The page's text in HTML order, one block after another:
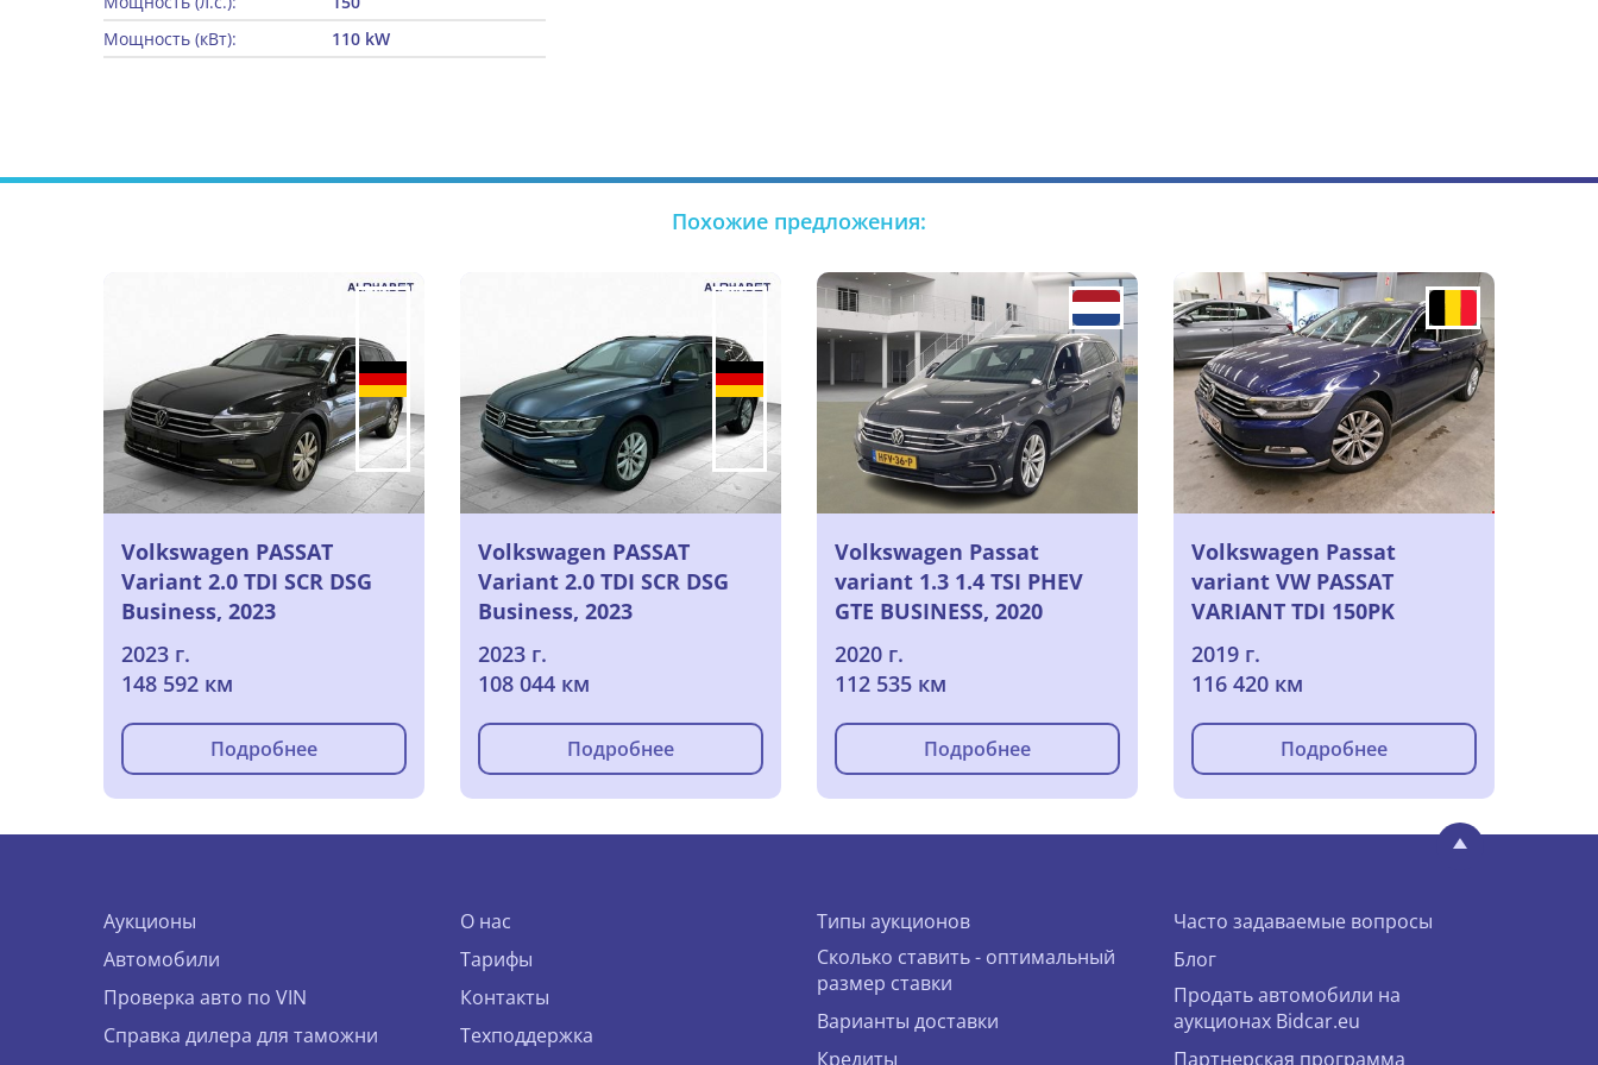
Мощность (кВт):
110 kW
Похожие предложения:
Volkswagen PASSAT
Variant 2.0 TDI SCR DSG
Business, 2023
2023 г.
148 592 км
Подробнее
Volkswagen PASSAT
Variant 2.0 TDI SCR DSG
Business, 2023
2023 г.
108 044 км
Подробнее
Volkswagen Passat
variant 1.3 1.4 TSI PHEV
GTE BUSINESS, 2020
2020 г.
112 535 км
Подробнее
Volkswagen Passat
variant VW PASSAT
VARIANT TDI 150PK
Highline Business & Pack
Premium With Nappa
Seats & Electric Foldable
Trailer hook
2019 г.
116 420 км
Подробнее
Аукционы
Автомобили
Проверка авто по VIN
Справка дилера для таможни
О нас
Тарифы
Контакты
Техподдержка
Типы аукционов
Сколько ставить - оптимальный
размер ставки
Варианты доставки
Кредиты
Часто задаваемые вопросы
Блог
Продать автомобили на
аукционах Bidcar.eu
Партнерская программа